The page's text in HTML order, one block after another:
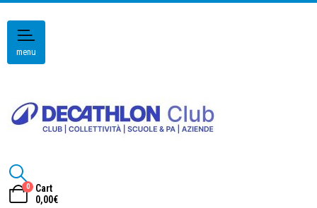
menu
0
Cart
0,00€